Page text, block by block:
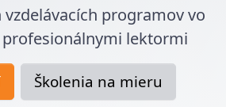
programov vo
lektormi
Školenia na mieru